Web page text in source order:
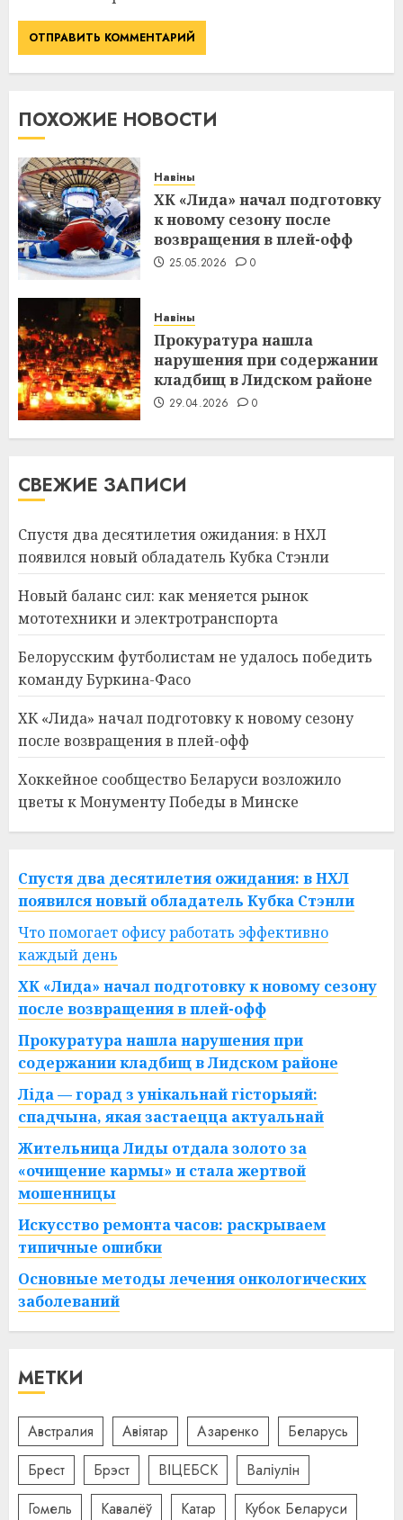
ПОХОЖИЕ НОВОСТИ
Навіны
ХК «Лида» начал подготовку
к новому сезону после
возвращения в плей-офф
25.05.2026 0
Навіны
Прокуратура нашла
нарушения при содержании
кладбищ в Лидском районе
29.04.2026 0
СВЕЖИЕ ЗАПИСИ
Спустя два десятилетия ожидания: в НХЛ
появился новый обладатель Кубка Стэнли
Новый баланс сил: как меняется рынок
мототехники и электротранспорта
Белорусским футболистам не удалось победить
команду Буркина-Фасо
ХК «Лида» начал подготовку к новому сезону
после возвращения в плей-офф
Хоккейное сообщество Беларуси возложило
цветы к Монументу Победы в Минске
Спустя два десятилетия ожидания: в НХЛ
появился новый обладатель Кубка Стэнли
Что помогает офису работать эффективно
каждый день
ХК «Лида» начал подготовку к новому сезону
после возвращения в плей-офф
Прокуратура нашла нарушения при
содержании кладбищ в Лидском районе
Ліда — горад з унікальнай гісторыяй:
спадчына, якая застаецца актуальнай
Жительница Лиды отдала золото за
«очищение кармы» и стала жертвой
мошенницы
Искусство ремонта часов: раскрываем
типичные ошибки
Основные методы лечения онкологических
заболеваний
МЕТКИ
Австралия Авіятар Азаренко
Беларусь
Брест
Брэст ВІЦЕБСК
Валіулін
Гомель
Кавалёў Катар
Кубок Беларуси